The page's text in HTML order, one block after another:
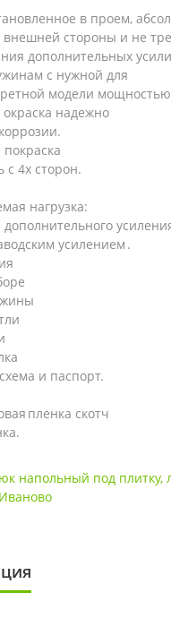
в проем,
внешней стороны и не
дополнительных
с нужной для
модели
надежно
с 4х сторон.
нагрузка:
дополнительного
усилением .
и паспорт.
пленка скотч
напольный под плитку,